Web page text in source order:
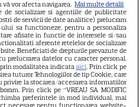
practice
NE PE
vor afecta navigarea. Mai multe detalii
de socializare si agentiile de publicitate
de servicii de date analitice) prelucram
sa functioneze, pentru a personaliza
afisate in functie de interesele si/sau
aferente retelelor de socializare
Beneficiati de drepturile prevazute de
prelucrarea datelor cu caracter personal.
modalitatea indicataaici. Prin click pe
tuturor Tehnologiilor de tip Cookie, care
la stocarea/accesarea informatiilor
Prin click pe “VREAU SA MODIFIC
preferintele in mod individual, mai
necesare pentru functionarea website-